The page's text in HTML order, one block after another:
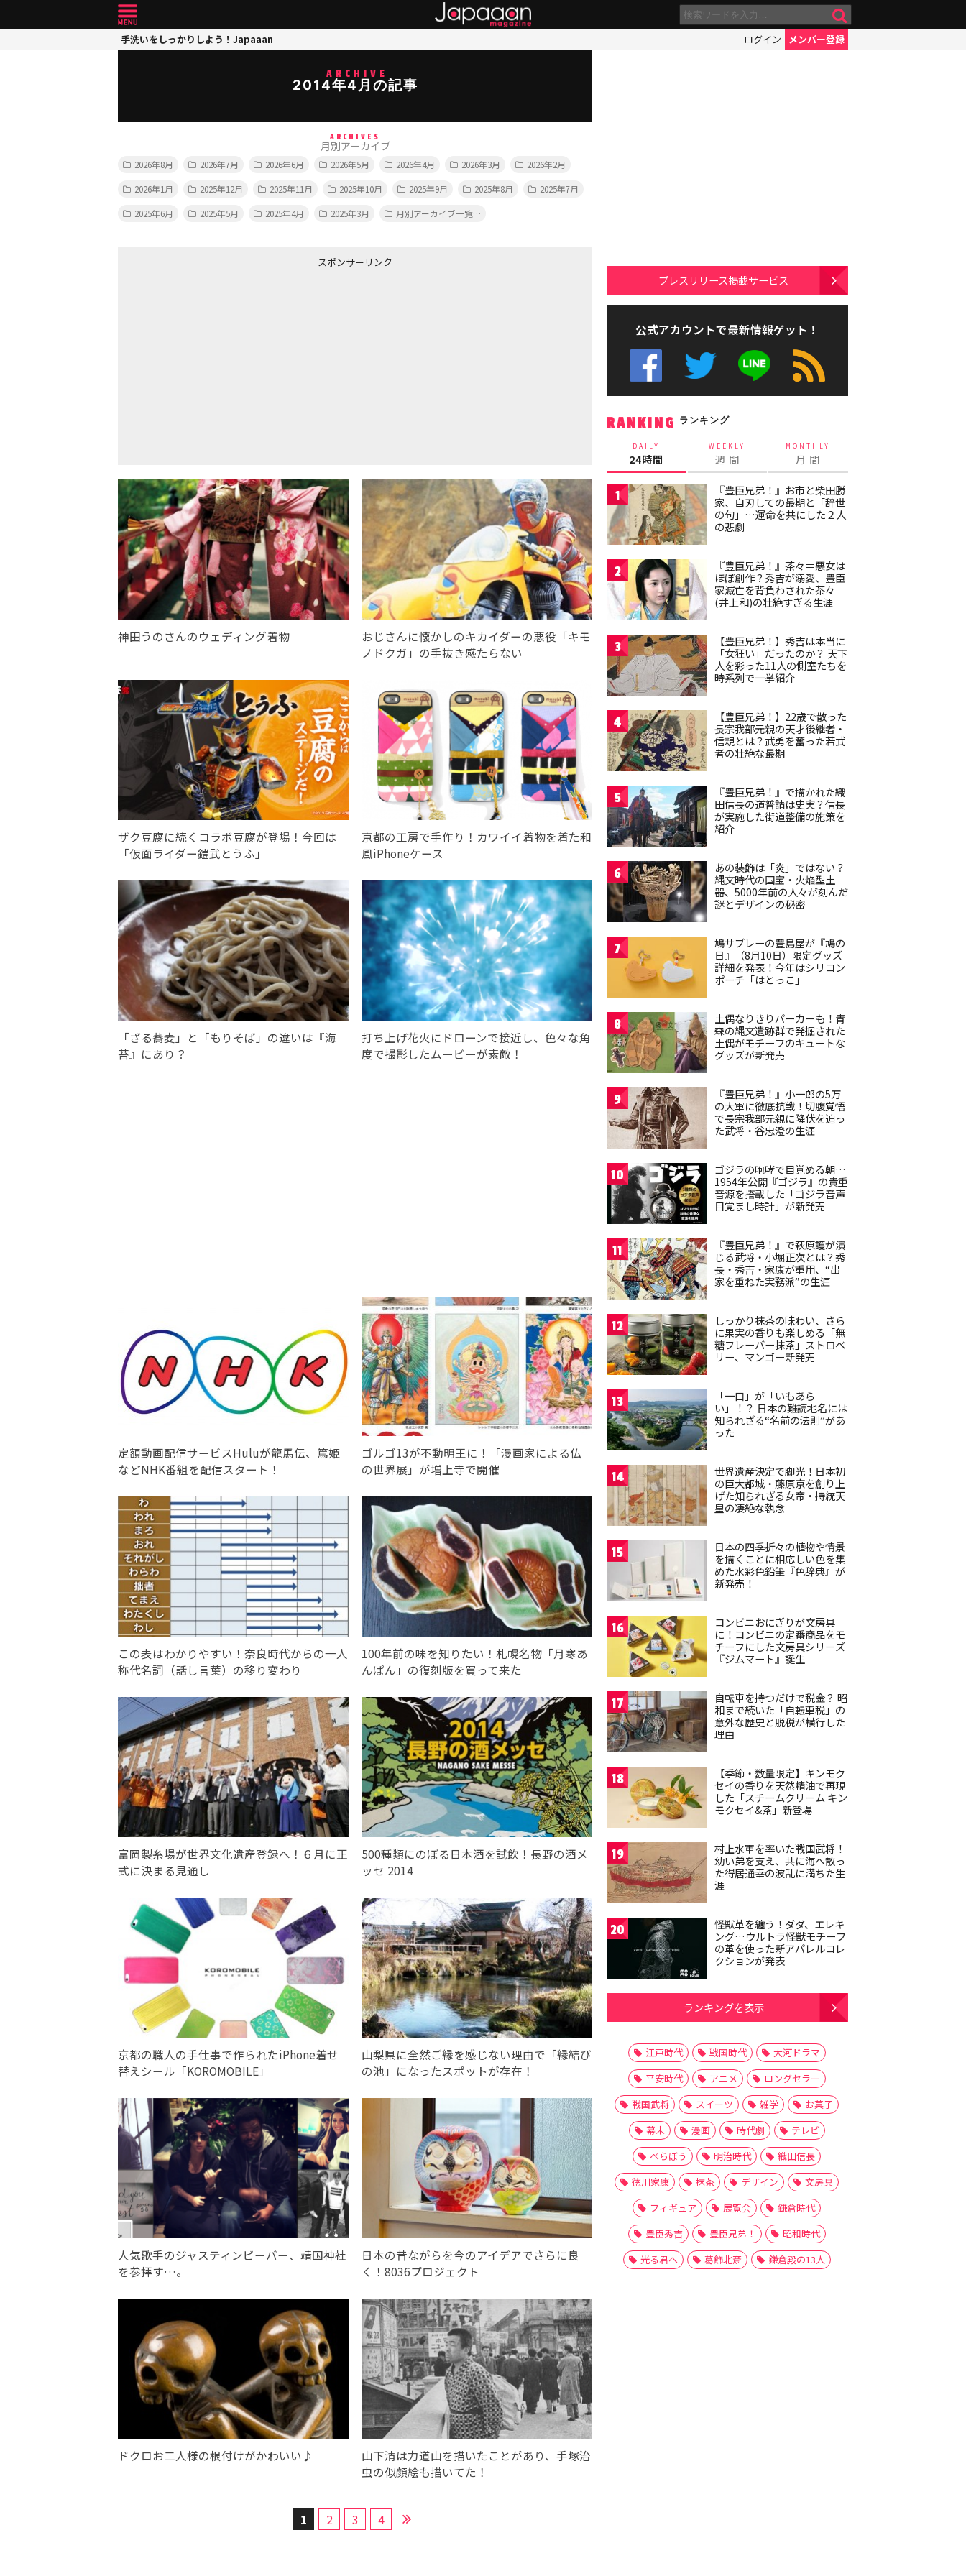
手洗いをしっかりしよう！Japaaan ログイン メンバー登録
ARCHIVE
2014年4月の記事
ARCHIVES
月別アーカイブ
2026年8月 2026年7月 2026年6月 2026年5月 2026年4月 2026年3月
2026年2月
2026年1月
2025年12月 2025年11月 2025年10月 2025年9月 2025年8月
2025年7月
2025年6月
2025年5月 2025年4月 2025年3月 月別アーカイブ一覧…
スポンサーリンク
神田うのさんのウェディング着物
おじさんに懐かしのキカイダーの悪役「キモ
ノドクガ」の手抜き感たらない
ザク豆腐に続くコラボ豆腐が登場！今回は
「仮面ライダー鎧武とうふ」
京都の工房で手作り！カワイイ着物を着た和
風iPhoneケース
「ざる蕎麦」と「もりそば」の違いは『海
苔』にあり？
打ち上げ花火にドローンで接近し、色々な角
度で撮影したムービーが素敵！
定額動画配信サービスHuluが龍馬伝、篤姫
などNHK番組を配信スタート！
ゴルゴ13が不動明王に！「漫画家による仏
の世界展」が増上寺で開催
この表はわかりやすい！奈良時代からの一人
称代名詞（話し言葉）の移り変わり
100年前の味を知りたい！札幌名物「月寒あ
んぱん」の復刻版を買って来た
富岡製糸場が世界文化遺産登録へ！６月に正
式に決まる見通し
500種類にのぼる日本酒を試飲！長野の酒メ
ッセ 2014
京都の職人の手仕事で作られたiPhone着せ
替えシール「KOROMOBILE」
山梨県に全然ご縁を感じない理由で「縁結び
の池」になったスポットが存在！
人気歌手のジャスティンビーバー、靖国神社
を参拝す…。
日本の昔ながらを今のアイデアでさらに良
く！8036プロジェクト
ドクロお二人様の根付けがかわいい♪
山下清は力道山を描いたことがあり、手塚治
虫の似顔絵も描いてた！
1 2 3 4
プレスリリース掲載サービス
公式アカウントで最新情報ゲット！
RANKING ランキング
DAILY
24時間
WEEKLY
週 間
MONTHLY
月 間
1
『豊臣兄弟！』お市と柴田勝
家、自刃しての最期と「辞世
の句」…運命を共にした２人
の悲劇
2
『豊臣兄弟！』茶々＝悪女は
ほぼ創作？秀吉が溺愛、豊臣
家滅亡を背負わされた茶々
(井上和)の壮絶すぎる生涯
3
【豊臣兄弟！】秀吉は本当に
「女狂い」だったのか？ 天下
人を彩った11人の側室たちを
時系列で一挙紹介
4
【豊臣兄弟！】22歳で散った
長宗我部元親の天才後継者・
信親とは？武勇を奮った若武
者の壮絶な最期
5
『豊臣兄弟！』で描かれた織
田信長の道普請は史実？信長
が実施した街道整備の施策を
紹介
6
あの装飾は「炎」ではない？
縄文時代の国宝・火焔型土
器、5000年前の人々が刻んだ
謎とデザインの秘密
7
鳩サブレーの豊島屋が『鳩の
日』（8月10日）限定グッズ
詳細を発表！今年はシリコン
ポーチ「はとっこ」
8
土偶なりきりパーカーも！青
森の縄文遺跡群で発掘された
土偶がモチーフのキュートな
グッズが新発売
9
『豊臣兄弟！』小一郎の5万
の大軍に徹底抗戦！切腹覚悟
で長宗我部元親に降伏を迫っ
た武将・谷忠澄の生涯
10
ゴジラの咆哮で目覚める朝…
1954年公開『ゴジラ』の貴重
音源を搭載した「ゴジラ音声
目覚まし時計」が新発売
11
『豊臣兄弟！』で萩原護が演
じる武将・小堀正次とは？秀
長・秀吉・家康が重用、“出
家を重ねた実務派”の生涯
12
しっかり抹茶の味わい、さら
に果実の香りも楽しめる「無
糖フレーバー抹茶」ストロベ
リー、マンゴー新発売
13
「一口」が「いもあら
い」！？ 日本の難読地名には
知られざる“名前の法則”があ
った
14
世界遺産決定で脚光！日本初
の巨大都城・藤原京を創り上
げた知られざる女帝・持統天
皇の凄絶な執念
15
日本の四季折々の植物や情景
を描くことに相応しい色を集
めた水彩色鉛筆『色辞典』が
新発売！
16
コンビニおにぎりが文房具
に！コンビニの定番商品をモ
チーフにした文房具シリーズ
『ジムマート』誕生
17
自転車を持つだけで税金？ 昭
和まで続いた「自転車税」の
意外な歴史と脱税が横行した
理由
18
【季節・数量限定】キンモク
セイの香りを天然精油で再現
した「スチームクリーム キン
モクセイ&茶」新登場
19
村上水軍を率いた戦国武将！
幼い弟を支え、共に海へ散っ
た得居通幸の波乱に満ちた生
涯
20
怪獣革を纏う！ダダ、エレキ
ング…ウルトラ怪獣モチーフ
の革を使った新アパレルコレ
クションが発表
ランキングを表示
江戸時代 戦国時代
大河ドラマ
平安時代
アニメ
ロングセラー
戦国武将
スイーツ 雑学
お菓子
幕末
漫画 時代劇
テレビ
べらぼう
明治時代
織田信長
徳川家康
抹茶 デザイン
文房具
フィギュア
展覧会
鎌倉時代
豊臣秀吉
豊臣兄弟！
昭和時代
光る君へ
葛飾北斎 鎌倉殿の13人